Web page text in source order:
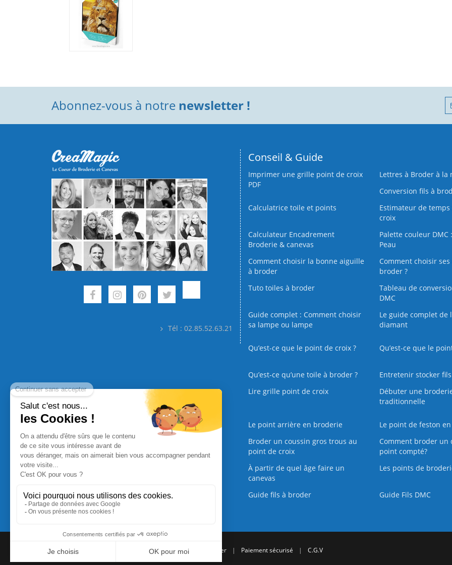
Abonnez-vous à notre newsletter !
Tél : 02.85.52.63.21
Conseil & Guide
Imprimer une grille point de croix
PDF
Lettres à Broder à la
Conversion fils à
Calculatrice toile et points
Estimateur de temps
croix
Calculateur Encadrement
Broderie & canevas
Palette couleur DMC
Peau
Comment choisir la bonne aiguille
à broder
Comment choisir ses
broder ?
Tuto toiles à broder
Tableau de
DMC
Guide complet : Comment choisir
sa lampe ou lampe
Le guide complet de
diamant
Qu’est-ce que le point de croix ?
Qu’est-ce que le
Qu’est‑ce qu’une toile à broder ?
Entretenir stocker
Lire grille point de croix
Débuter une
traditionnelle
Le point arrière en broderie
Le point de feston
Broder un coussin gros trous au
point de croix
Comment broder un
point compté?
À partir de quel âge faire un
canevas
Les points de
Guide fils à broder
Guide Fils DMC
Commande Papier Qui sommes nous | Nous contacter | Paiement sécurisé | C.G.V